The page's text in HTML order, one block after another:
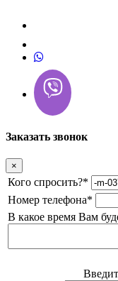
Заказать звонок
×
Кого спросить?*
Номер телефона*
В какое время Вам